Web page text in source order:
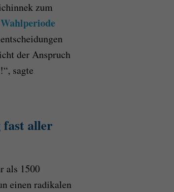
zum
der Anspruch
sagte
aller
als 1500
einen radikalen